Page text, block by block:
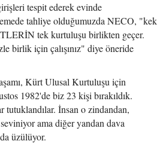
tespit ederek evinde
tahliye olduğumuzda NECO, "kek
tek kurtuluşu birlikten geçer.
birlik için çalışınız" diye öneride
Kürt Ulusal Kurtuluşu için
1982'de biz 23 kişi bırakıldık.
İnsan o zindandan,
ama diğer yandan dava
üzülüyor.